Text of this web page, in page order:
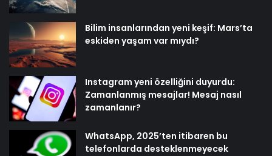
Bilim insanlarından yeni keşif: Mars’ta
eskiden yaşam var mıydı?
Instagram yeni özelliğini duyurdu:
Zamanlanmış mesajlar! Mesaj nasıl
zamanlanır?
WhatsApp, 2025’ten itibaren bu
telefonlarda desteklenmeyecek